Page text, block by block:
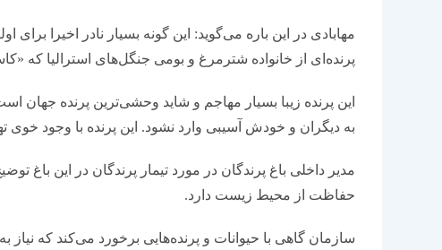
مهابادی در این باره می‌گوید: این گونه بسیار نادر اخیرا برای
پرنده‌ای از خانواده شترمرغ و بومی‌ جنگل‌های استرالیا که
به دیگران و خودش آسیبی وارد نشود. این پرنده با وجود خوی
مدیر داخلی باغ پرندگان در مورد تیمار پرندگان در این باغ
حفاظت از محیط زیست دارد.
سازمان گاهی با حیوانات و پرنده‌هایی برخورد می‌کند که نیاز